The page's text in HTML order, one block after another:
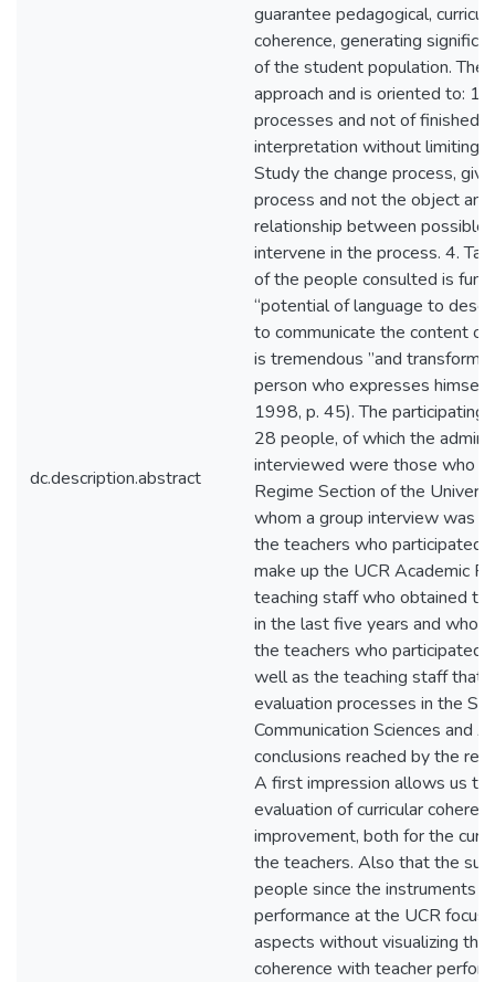
dc.description.abstract
guarantee pedagogical,
coherence, generating
of the student population. The
approach and is oriented to: 1.
processes and not of finished
interpretation without limiting
Study the change process,
process and not the object
relationship between possible
intervene in the process. 4.
of the people consulted is
“potential of language to
to communicate the content of
is tremendous ”and
person who expresses himself
1998, p. 45). The participating
28 people, of which the
interviewed were those who
Regime Section of the
whom a group interview was
the teachers who participated,
make up the UCR Academic
teaching staff who obtained
in the last five years and who
the teachers who participated
well as the teaching staff that
evaluation processes in the
Communication Sciences and
conclusions reached by the
A first impression allows us to
evaluation of curricular
improvement, both for the
the teachers. Also that the
people since the instruments
performance at the UCR focus
aspects without visualizing the
coherence with teacher